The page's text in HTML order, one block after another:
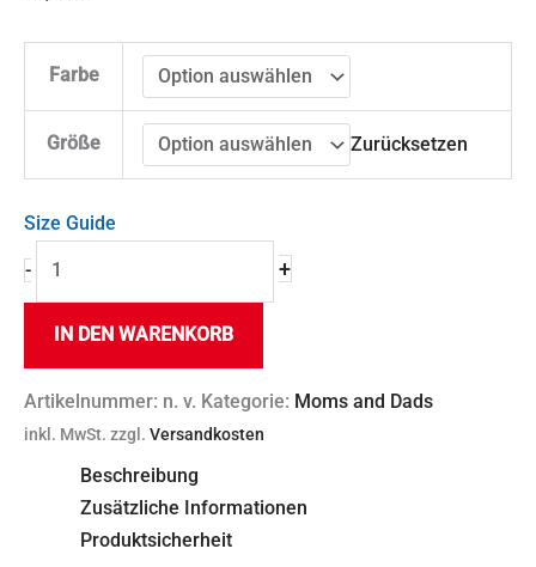
Farbe
Größe Zurücksetzen
Size Guide
- +
IN DEN WARENKORB
Artikelnummer: n. v. Kategorie: Moms and Dads
inkl. MwSt. zzgl. Versandkosten
Beschreibung
Zusätzliche Informationen
Produktsicherheit